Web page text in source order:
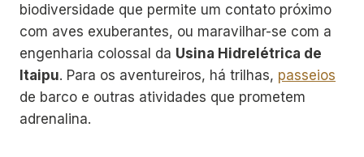
biodiversidade que permite um contato próximo
com aves exuberantes, ou maravilhar-se com a
engenharia colossal da Usina Hidrelétrica de
Itaipu. Para os aventureiros, há trilhas, passeios
de barco e outras atividades que prometem
adrenalina.